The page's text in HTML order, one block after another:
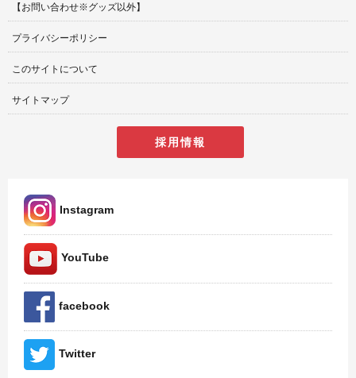
【お問い合わせ※グッズ以外】
プライバシーポリシー
このサイトについて
サイトマップ
採用情報
Instagram
YouTube
facebook
Twitter